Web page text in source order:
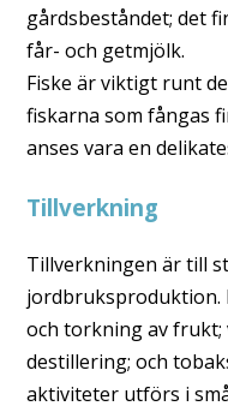
gårdsbeståndet; det
får- och getmjölk.
Fiske är viktigt runt
fiskarna som fångas
anses vara en
Tillverkning
Tillverkningen är till
jordbruksproduktion.
och torkning av
destillering; och
aktiviteter utförs i